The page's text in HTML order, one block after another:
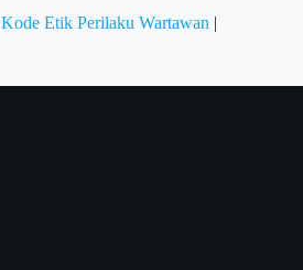
Kode Etik Perilaku Wartawan |